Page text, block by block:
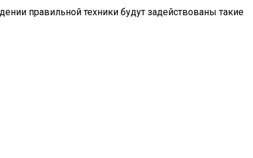
правильной техники будут задействованы такие